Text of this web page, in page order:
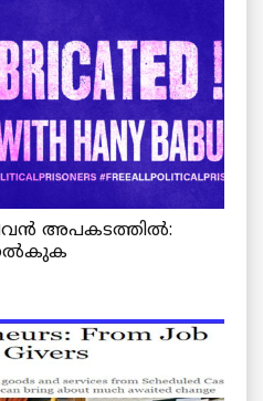
അപകടത്തിൽ:
നൽകുക